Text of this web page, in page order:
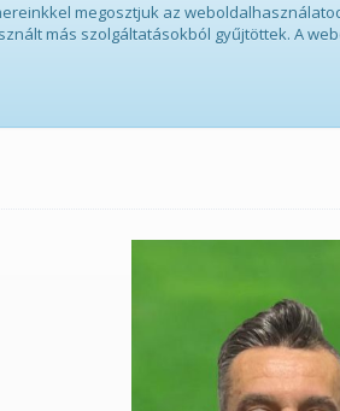
megosztjuk az
más szolgáltatásokból gyűjtöttek. A